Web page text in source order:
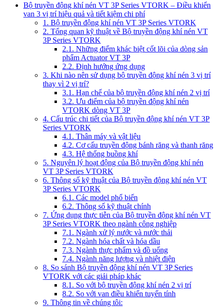
Bộ truyền động khí nén VT 3P Series VTORK – Điều khiển
van 3 vị trí hiệu quả và tiết kiệm chi phí
1. Bộ truyền động khí nén VT 3P Series VTORK
2. Tổng quan kỹ thuật về Bộ truyền động khí nén VT
3P Series VTORK
2.1. Những điểm khác biệt cốt lõi của dòng sản
phẩm Actuator VT 3P
2.2. Định hướng ứng dụng
3. Khi nào nên sử dụng bộ truyền động khí nén 3 vị trí
thay vì 2 vị trí?
3.1. Hạn chế của bộ truyền động khí nén 2 vị trí
3.2. Ưu điểm của bộ truyền động khí nén
VTORK dòng VT 3P
4. Cấu trúc chi tiết của Bộ truyền động khí nén VT 3P
Series VTORK
4.1. Thân máy và vật liệu
4.2. Cơ cấu truyền động bánh răng và thanh răng
4.3. Hệ thống buồng khí
5. Nguyên lý hoạt động của Bộ truyền động khí nén
VT 3P Series VTORK
6. Thông số kỹ thuật của Bộ truyền động khí nén VT
3P Series VTORK
6.1. Các model phổ biến
6.2. Thông số kỹ thuật chính
7. Ứng dụng thực tiễn của Bộ truyền động khí nén VT
3P Series VTORK theo ngành công nghiệp
7.1. Ngành xử lý nước và nước thải
7.2. Ngành hóa chất và hóa dầu
7.3. Ngành thực phẩm và đồ uống
7.4. Ngành năng lượng và nhiệt điện
8. So sánh Bộ truyền động khí nén VT 3P Series
VTORK với các giải pháp khác
8.1. So với bộ truyền động khí nén 2 vị trí
8.2. So với van điều khiển tuyến tính
9. Thông tin về chúng tôi: